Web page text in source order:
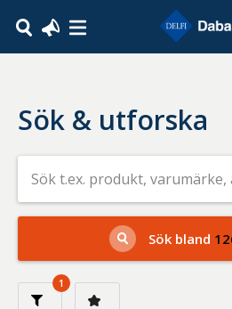
Sök & utforska
Sök
efter
på
t.ex.
Sök bland
1